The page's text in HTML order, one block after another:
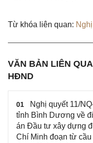
Từ khóa liên quan:
VĂN BẢN LIÊN
HĐND
01
Nghị quyết 11/
tỉnh Bình Dương về
án Đầu tư xây dựng
Chí Minh đoạn từ